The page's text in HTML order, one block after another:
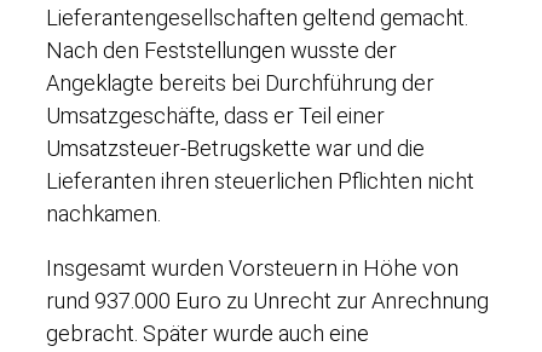
Lieferantengesellschaften geltend gemacht.
Nach den Feststellungen wusste der
Angeklagte bereits bei Durchführung der
Umsatzgeschäfte, dass er Teil einer
Umsatzsteuer-Betrugskette war und die
Lieferanten ihren steuerlichen Pflichten nicht
nachkamen.
Insgesamt wurden Vorsteuern in Höhe von
rund 937.000 Euro zu Unrecht zur Anrechnung
gebracht. Später wurde auch eine